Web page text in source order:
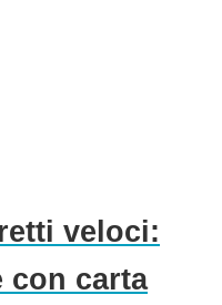
veloci:
con carta